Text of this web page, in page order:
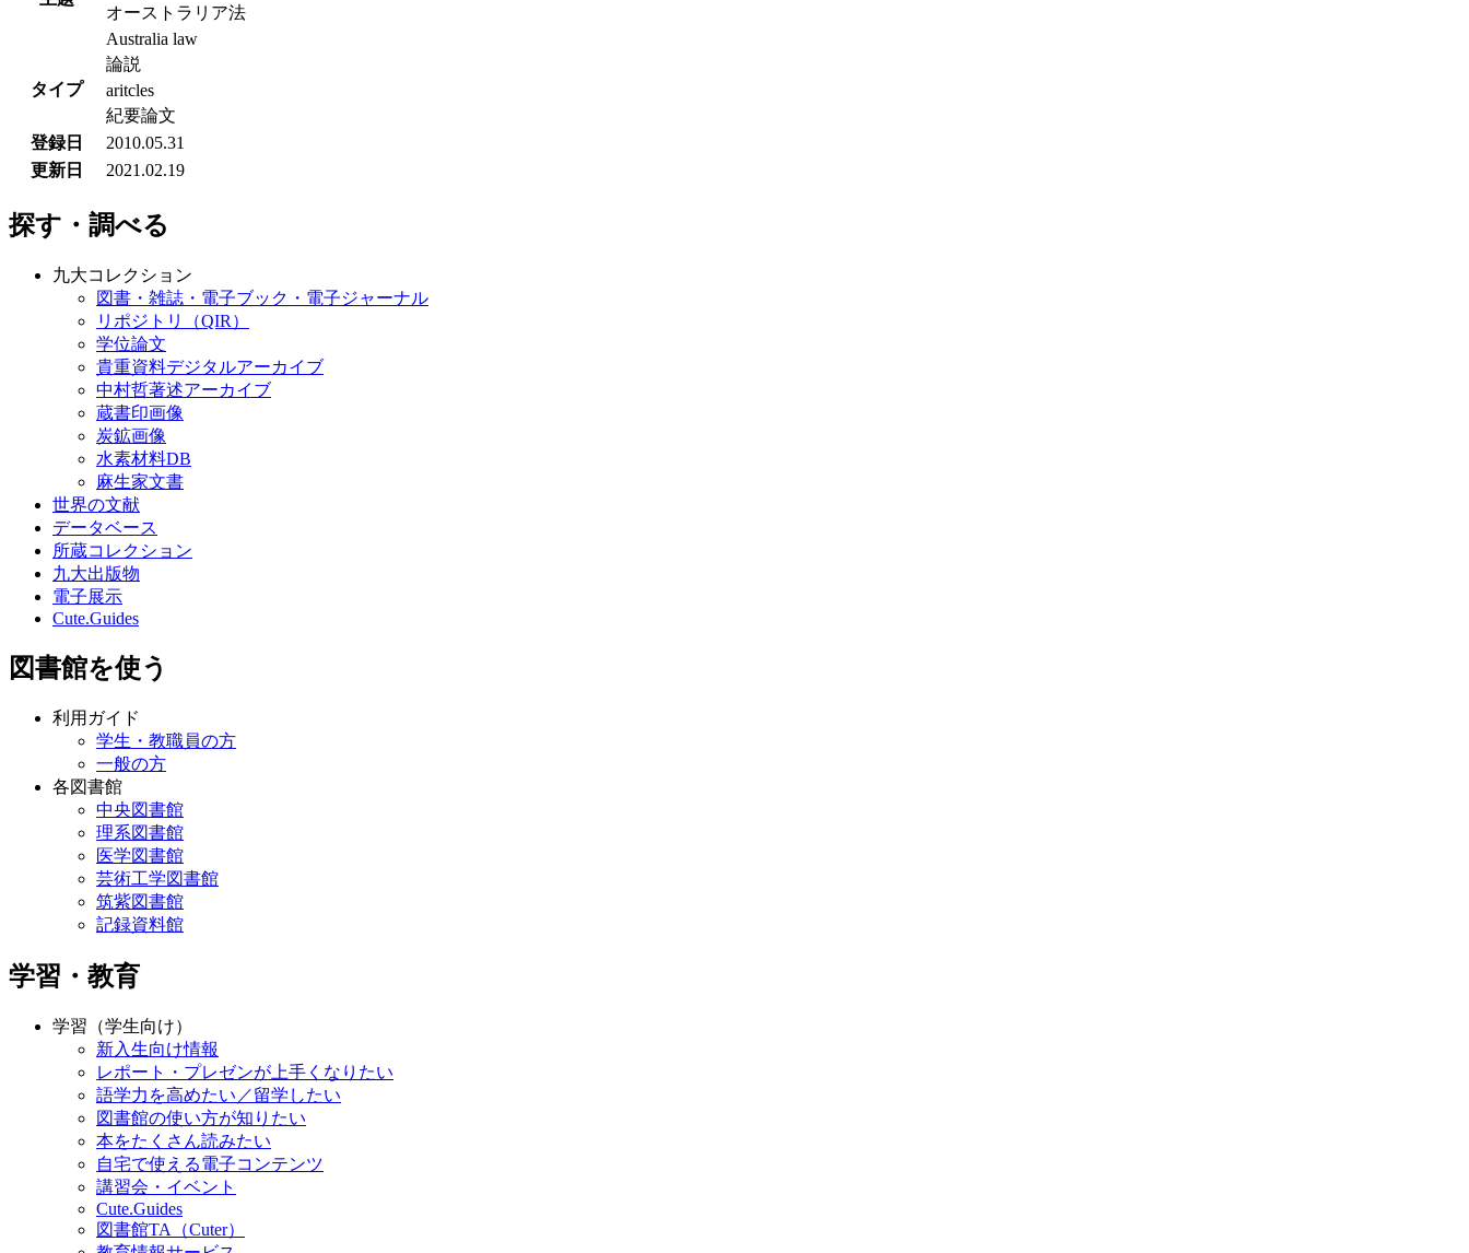
オーストラリア法
Australia law
タイプ
論説
aritcles
紀要論文
登録日
2010.05.31
更新日
2021.02.19
探す・調べる
九大コレクション
図書・雑誌・電子ブック・電子ジャーナル
リポジトリ（QIR）
学位論文
貴重資料デジタルアーカイブ
中村哲著述アーカイブ
蔵書印画像
炭鉱画像
水素材料DB
麻生家文書
世界の文献
データベース
所蔵コレクション
九大出版物
電子展示
Cute.Guides
図書館を使う
利用ガイド
学生・教職員の方
一般の方
各図書館
中央図書館
理系図書館
医学図書館
芸術工学図書館
筑紫図書館
記録資料館
学習・教育
学習（学生向け）
新入生向け情報
レポート・プレゼンが上手くなりたい
語学力を高めたい／留学したい
図書館の使い方が知りたい
本をたくさん読みたい
自宅で使える電子コンテンツ
講習会・イベント
Cute.Guides
図書館TA（Cuter）